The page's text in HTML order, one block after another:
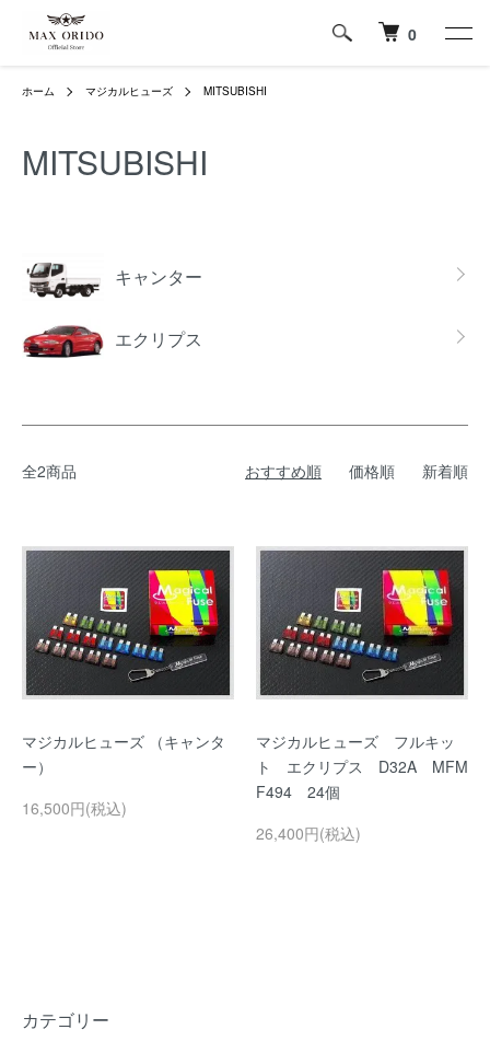
0
ホーム マジカルヒューズ MITSUBISHI
MITSUBISHI
キャンター
エクリプス
全2商品 おすすめ順 価格順 新着順
マジカルヒューズ （キャンタ
ー）
16,500円(税込)
マジカルヒューズ フルキッ
ト エクリプス D32A MFM
F494 24個
26,400円(税込)
カテゴリー